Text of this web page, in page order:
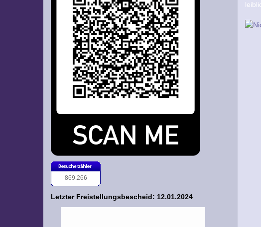
869.266
Letzter Freistellungsbescheid: 12.01.2024